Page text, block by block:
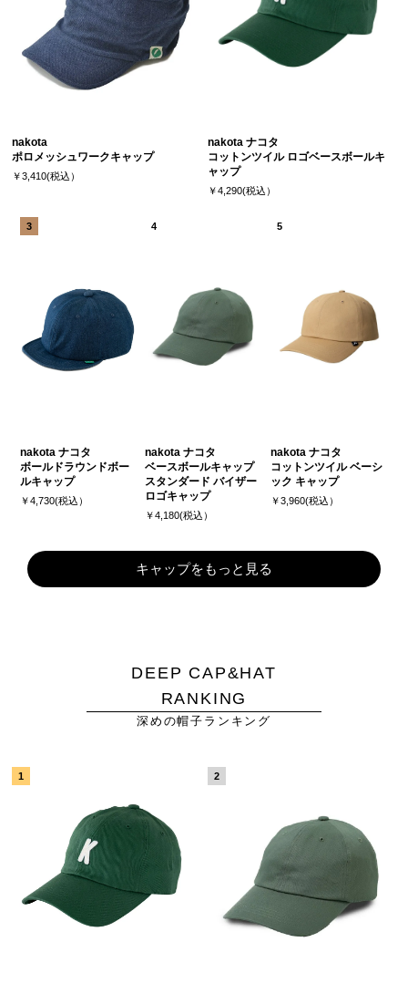
nakota
ポロメッシュワークキャップ
￥3,410(税込）
nakota ナコタ
コットンツイル ロゴベースボールキ
ャップ
￥4,290(税込）
nakota ナコタ
ボールドラウンドボー
ルキャップ
￥4,730(税込）
nakota ナコタ
ベースボールキャップ
スタンダード バイザー
ロゴキャップ
￥4,180(税込）
nakota ナコタ
コットンツイル ベーシ
ック キャップ
￥3,960(税込）
キャップをもっと見る
DEEP CAP&HAT
RANKING
深めの帽子ランキング